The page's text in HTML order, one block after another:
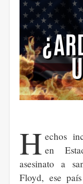
H echos
en
asesinato a
Floyd, ese